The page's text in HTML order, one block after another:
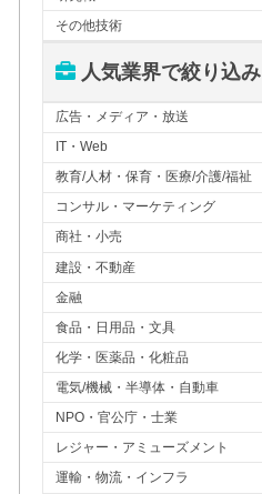
その他技術
人気業界で絞り込み
広告・メディア・放送
IT・Web
教育/人材・保育・医療/介護/福祉
コンサル・マーケティング
商社・小売
建設・不動産
金融
食品・日用品・文具
化学・医薬品・化粧品
電気/機械・半導体・自動車
NPO・官公庁・士業
レジャー・アミューズメント
運輸・物流・インフラ